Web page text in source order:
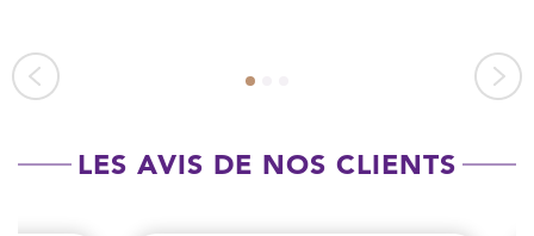
LES AVIS DE NOS CLIENTS